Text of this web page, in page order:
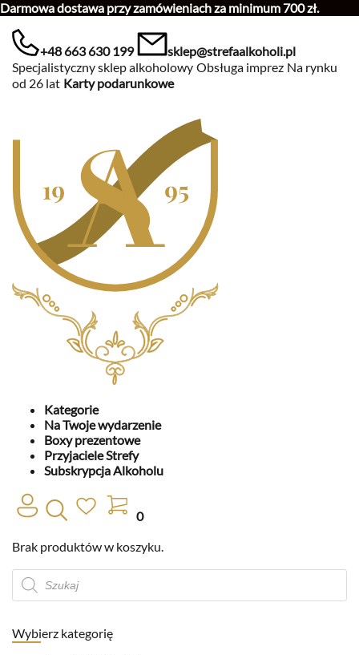
Darmowa dostawa przy zamówieniach za minimum 700 zł.
+48 663 630 199
sklep@strefaalkoholi.pl
Specjalistyczny sklep alkoholowy Obsługa imprez Na rynku
od 26 lat Karty podarunkowe
Kategorie
Na Twoje wydarzenie
Boxy prezentowe
Przyjaciele Strefy
Subskrypcja Alkoholu
0
Brak produktów w koszyku.
Wyszukiwarka
produktów
Wybierz kategorię